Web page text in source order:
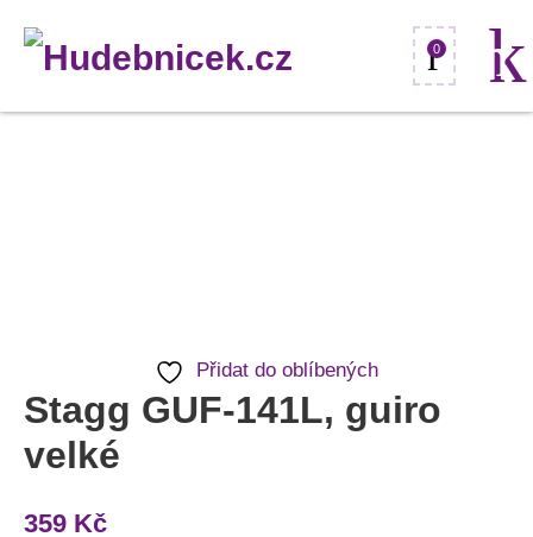
0
Přidat do oblíbených
Stagg GUF-141L, guiro
velké
359 Kč